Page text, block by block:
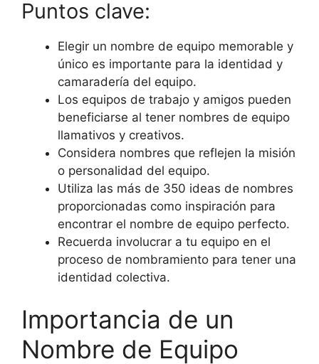
Puntos clave:
Elegir un nombre de equipo memorable y
único es importante para la identidad y
camaradería del equipo.
Los equipos de trabajo y amigos pueden
beneficiarse al tener nombres de equipo
llamativos y creativos.
Considera nombres que reflejen la misión
o personalidad del equipo.
Utiliza las más de 350 ideas de nombres
proporcionadas como inspiración para
encontrar el nombre de equipo perfecto.
Recuerda involucrar a tu equipo en el
proceso de nombramiento para tener una
identidad colectiva.
Importancia de un
Nombre de Equipo